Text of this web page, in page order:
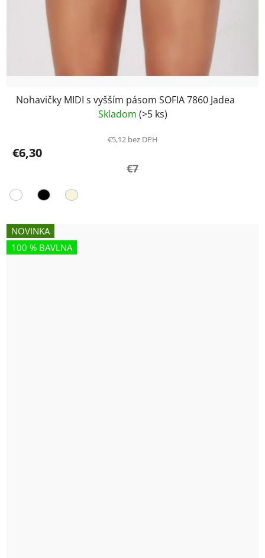
Nohavičky MIDI s vyšším pásom SOFIA 7860 Jadea
Skladom (>5 ks)
€5,12 bez DPH
€6,30
€7
NOVINKA
100 % BAVLNA